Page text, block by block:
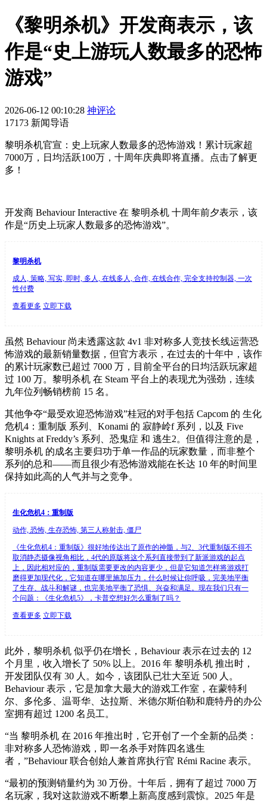
《黎明杀机》开发商表示，该
作是“史上游玩人数最多的恐怖
游戏”
2026-06-12 00:10:28 神评论
17173 新闻导语
黎明杀机官宣：史上玩家人数最多的恐怖游戏！累计玩家超
7000万，日均活跃100万，十周年庆典即将直播。点击了解更
多！
开发商 Behaviour Interactive 在 黎明杀机 十周年前夕表示，该
作是“历史上玩家人数最多的恐怖游戏”。
黎明杀机
成人, 策略, 写实, 即时, 多人, 在线多人, 合作, 在线合作, 完全支持控制器, 一次
性付费
查看更多 立即下载
虽然 Behaviour 尚未透露这款 4v1 非对称多人竞技长线运营恐
怖游戏的最新销量数据，但官方表示，在过去的十年中，该作
的累计玩家数已超过 7000 万，目前全平台的日均活跃玩家超
过 100 万。黎明杀机 在 Steam 平台上的表现尤为强劲，连续
九年位列畅销榜前 15 名。
其他争夺“最受欢迎恐怖游戏”桂冠的对手包括 Capcom 的 生化
危机4：重制版 系列、Konami 的 寂静岭f 系列，以及 Five
Knights at Freddy’s 系列、恐鬼症 和 逃生2。但值得注意的是，
黎明杀机 的成名主要归功于单一作品的玩家数量，而非整个
系列的总和——而且很少有恐怖游戏能在长达 10 年的时间里
保持如此高的人气并与之竞争。
生化危机4：重制版
动作, 恐怖, 生存恐怖, 第三人称射击, 僵尸
《生化危机4：重制版》很好地传达出了原作的神髓，与2、3代重制版不得不
取消静态摄像视角相比，4代的原版将这个系列直接带到了新派游戏的起点
上，因此相对应的，重制版需要更改的内容更少，但是它知道怎样将游戏打
磨得更加现代化，它知道在哪里施加压力，什么时候让你呼吸，完美地平衡
了生存、战斗和解谜，也完美地平衡了恐惧、兴奋和满足。现在我们只有一
个问题：《生化危机5》，卡普空想好怎么重制了吗？
查看更多 立即下载
此外，黎明杀机 似乎仍在增长，Behaviour 表示在过去的 12
个月里，收入增长了 50% 以上。2016 年 黎明杀机 推出时，
开发团队仅有 30 人。如今，该团队已壮大至近 500 人。
Behaviour 表示，它是加拿大最大的游戏工作室，在蒙特利
尔、多伦多、温哥华、达拉斯、米德尔斯伯勒和鹿特丹的办公
室拥有超过 1200 名员工。
“当 黎明杀机 在 2016 年推出时，它开创了一个全新的品类：
非对称多人恐怖游戏，即一名杀手对阵四名逃生
者，”Behaviour 联合创始人兼首席执行官 Rémi Racine 表示。
“最初的预测销量约为 30 万份。十年后，拥有了超过 7000 万
名玩家，我对这款游戏不断攀上新高度感到震惊。2025 年是